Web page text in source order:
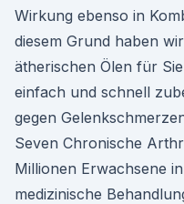
Wirkung ebenso in
diesem Grund haben
ätherischen Ölen für
einfach und schnell
gegen
Seven Chronische
Millionen Erwachsene
medizinische